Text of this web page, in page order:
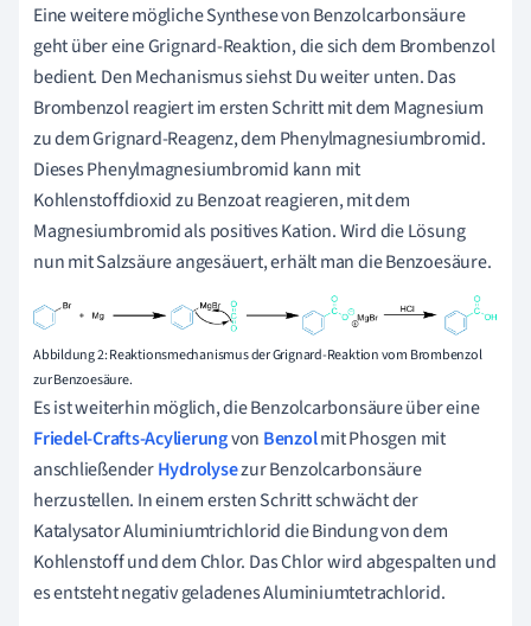
Eine weitere mögliche Synthese von Benzolcarbonsäure
geht über eine Grignard-Reaktion, die sich dem Brombenzol
bedient. Den Mechanismus siehst Du weiter unten. Das
Brombenzol reagiert im ersten Schritt mit dem Magnesium
zu dem Grignard-Reagenz, dem Phenylmagnesiumbromid.
Dieses Phenylmagnesiumbromid kann mit
Kohlenstoffdioxid zu Benzoat reagieren, mit dem
Magnesiumbromid als positives Kation. Wird die Lösung
nun mit Salzsäure angesäuert, erhält man die Benzoesäure.
Abbildung 2: Reaktionsmechanismus der Grignard-Reaktion vom Brombenzol
zur Benzoesäure.
Es ist weiterhin möglich, die Benzolcarbonsäure über eine
Friedel-Crafts-Acylierungvon Benzolmit Phosgen mit
anschließenderHydrolysezur Benzolcarbonsäure
herzustellen. In einem ersten Schritt schwächt der
Katalysator Aluminiumtrichlorid die Bindung von dem
Kohlenstoff und dem Chlor. Das Chlor wird abgespalten und
es entsteht negativ geladenes Aluminiumtetrachlorid.